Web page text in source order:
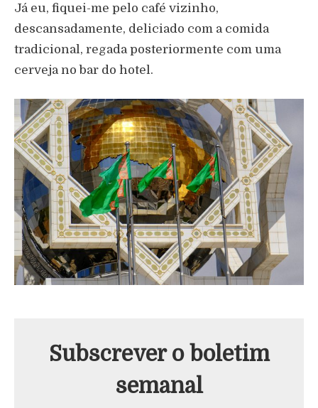
Já eu, fiquei-me pelo café vizinho,
descansadamente, deliciado com a comida
tradicional, regada posteriormente com uma
cerveja no bar do hotel.
Subscrever o boletim
semanal